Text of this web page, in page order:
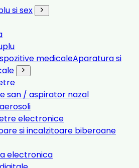
si sex
Aparatura si
san / aspirator nazal
electronice
si incalzitoare biberoane
electronica